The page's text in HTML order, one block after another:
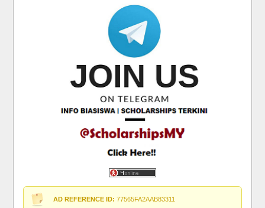
AD REFERENCE ID: 77565FA2AAB83311